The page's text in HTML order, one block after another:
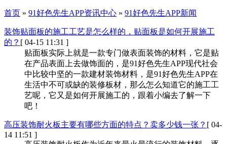
首页 » 91好色先生APP资讯中心 » 91好色先生APP新闻
装饰贴面板的施工工艺是怎么样的，贴面板是如何开展施工
的？ [ 04-15 11:31 ]
贴面板实际上就是一款专门做表面装饰的材料，它是贴
在产品表面上去做饰面的，是91好色先生APP现代社会
中比较中坚的一款建材装饰材料，是91好色先生APP在
生活中不可或缺的装修板材，那么怎么知道它的施工工
艺呢，它又是如何开展施工的，跟着小编去了解一下
吧！
高压装饰耐火板主要有哪些方面的特点？卖多少钱一张？ [ 04-
14 11:51 ]